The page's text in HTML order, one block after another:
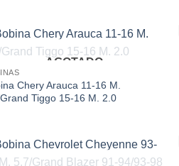
AGOTADO
Chery Arauca 11-16 M.
Tiggo 15-16 M. 2.0